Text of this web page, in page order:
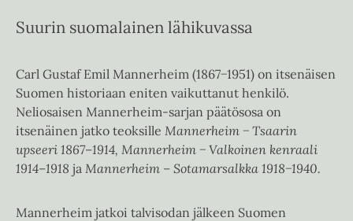
Suurin suomalainen lähikuvassa
Carl Gustaf Emil Mannerheim (1867−1951) on itsenäisen
Suomen historiaan eniten vaikuttanut henkilö.
Neliosaisen Mannerheim-sarjan päätösosa on
itsenäinen jatko teoksille Mannerheim − Tsaarin
upseeri 1867–1914, Mannerheim − Valkoinen kenraali
1914–1918 ja Mannerheim – Sotamarsalkka 1918−1940.
Mannerheim jatkoi talvisodan jälkeen Suomen